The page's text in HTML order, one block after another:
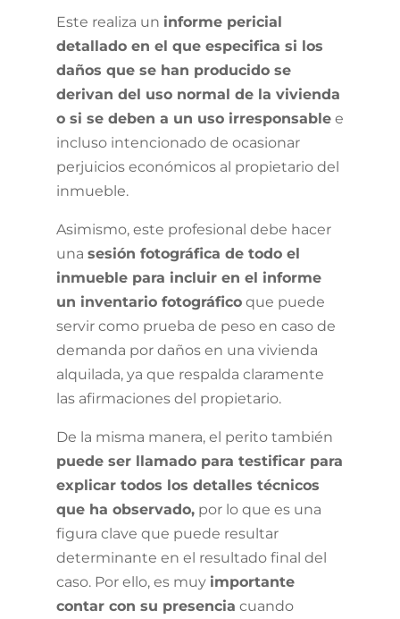
Este realiza un informe pericial
detallado en el que especifica si los
daños que se han producido se
derivan del uso normal de la vivienda
o si se deben a un uso irresponsablee
incluso intencionado de ocasionar
perjuicios económicos al propietario del
inmueble.
Asimismo, este profesional debe hacer
una sesión fotográfica de todo el
inmueble para incluir en el informe
un inventario fotográficoque puede
servir como prueba de peso en caso de
demanda por daños en una vivienda
alquilada, ya que respalda claramente
las afirmaciones del propietario.
De la misma manera, el perito también
puede ser llamado para testificar para
explicar todos los detalles técnicos
que ha observado,por lo que es una
figura clave que puede resultar
determinante en el resultado final del
caso. Por ello, es muy importante
contar con su presencia cuando